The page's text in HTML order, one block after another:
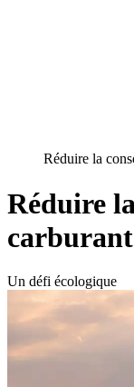
Réduire la
Réduire
carburant
Un défi écologique